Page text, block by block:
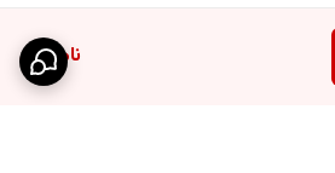
ناموجود